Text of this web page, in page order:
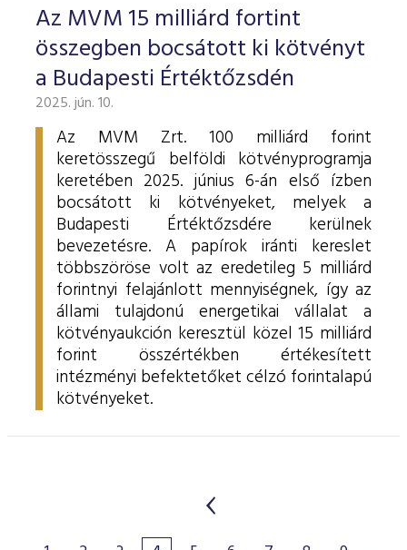
Az MVM 15 milliárd fortint
összegben bocsátott ki kötvényt
a Budapesti Értéktőzsdén
2025. jún. 10.
Az MVM Zrt. 100 milliárd forint
keretösszegű belföldi kötvényprogramja
keretében 2025. június 6-án első ízben
bocsátott ki kötvényeket, melyek a
Budapesti Értéktőzsdére kerülnek
bevezetésre. A papírok iránti kereslet
többszöröse volt az eredetileg 5 milliárd
forintnyi felajánlott mennyiségnek, így az
állami tulajdonú energetikai vállalat a
kötvényaukción keresztül közel 15 milliárd
forint összértékben értékesített
intézményi befektetőket célzó forintalapú
kötvényeket.